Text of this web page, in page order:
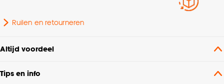
raam, Houten raam
Ruilen en retourneren
Altijd voordeel
Tips en info